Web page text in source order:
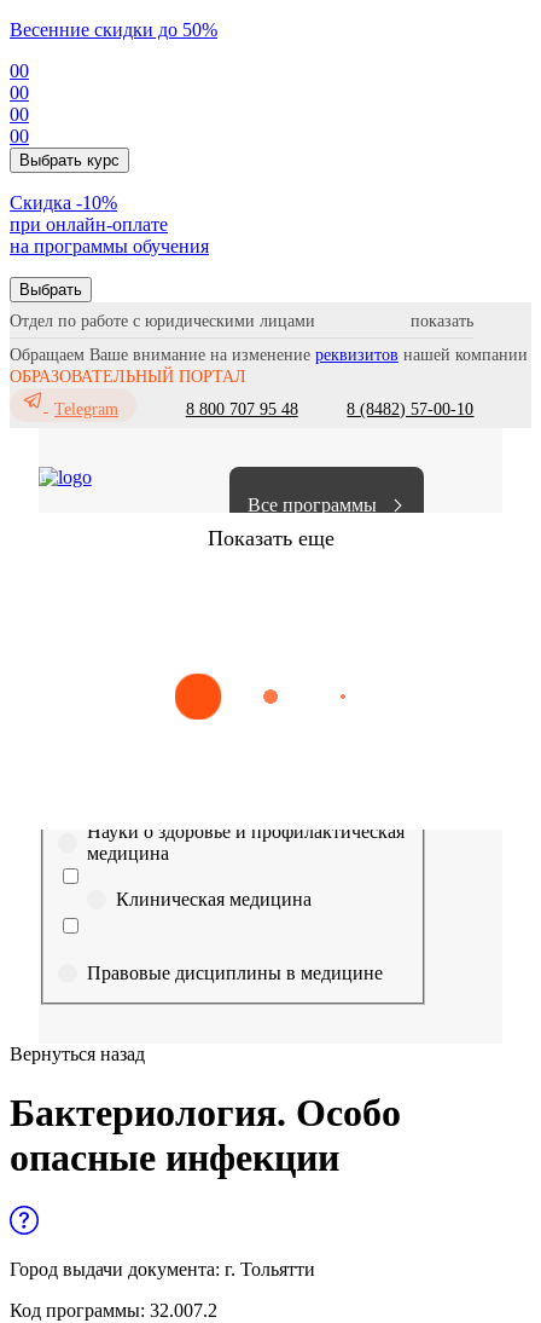
Весенние скидки до 50%
00
00
00
00
Выбрать курс
Cкидка -10%
при онлайн-оплате
на программы обучения
Выбрать
Отдел по работе с юридическими лицами
Обращаем Ваше внимание на изменение реквизитов нашей компании
ОБРАЗОВАТЕЛЬНЫЙ ПОРТАЛ
Telegram
8 800 707 95 48 8 (8482) 57-00-10
Все программы
Показать еще
Сестринское дело Эпидемиология Медицинская помощь
Выберите направление
Науки о здоровье и профилактическая
медицина
Клиническая медицина
Правовые дисциплины в медицине
Управленческие дисциплины в
медицине
Образование и педагогические науки
Социология и социальная работа
Вернуться назад
Бактериология. Особо
опасные инфекции
Город выдачи документа: г. Тольятти
Код программы: 32.007.2